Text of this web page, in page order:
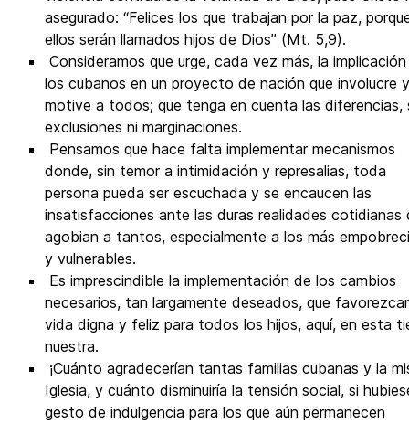
asegurado: “Felices los que trabajan por la paz,
ellos serán llamados hijos de Dios” (Mt. 5,9).
Consideramos que urge, cada vez más, la
los cubanos en un proyecto de nación que involucre y
motive a todos; que tenga en cuenta las diferencias,
exclusiones ni marginaciones.
Pensamos que hace falta implementar mecanismos
donde, sin temor a intimidación y represalias, toda
persona pueda ser escuchada y se encaucen las
insatisfacciones ante las duras realidades cotidianas
agobian a tantos, especialmente a los más
y vulnerables.
Es imprescindible la implementación de los cambios
necesarios, tan largamente deseados, que
vida digna y feliz para todos los hijos, aquí, en esta
nuestra.
¡Cuánto agradecerían tantas familias cubanas y la
Iglesia, y cuánto disminuiría la tensión social, si
gesto de indulgencia para los que aún permanecen